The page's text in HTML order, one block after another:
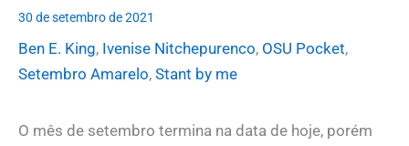
30 de setembro de 2021
Ben E. King, Ivenise Nitchepurenco, OSU Pocket,
Setembro Amarelo, Stant by me
O mês de setembro termina na data de hoje, porém